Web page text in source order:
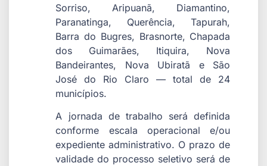
Sorriso, Aripuanã, Diamantino,
Paranatinga, Querência, Tapurah,
Barra do Bugres, Brasnorte, Chapada
dos Guimarães, Itiquira, Nova
Bandeirantes, Nova Ubiratã e São
José do Rio Claro — total de 24
municípios.
A jornada de trabalho será definida
conforme escala operacional e/ou
expediente administrativo. O prazo de
validade do processo seletivo será de